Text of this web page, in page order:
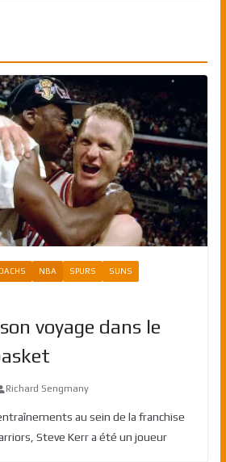
NBA SPURS SUNS
voyage dans le
Richard Sengmany
au sein de la franchise
Steve Kerr a été un joueur